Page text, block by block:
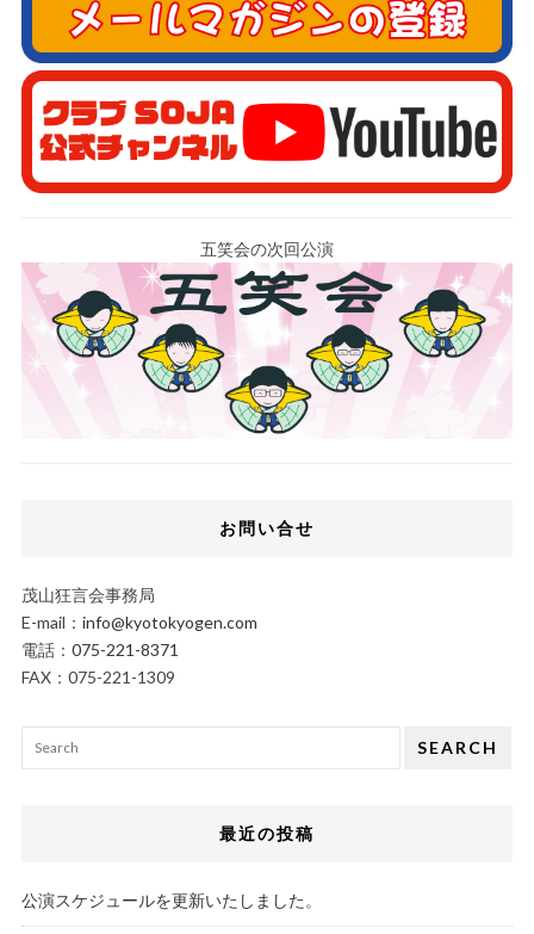
五笑会の次回公演
お問い合せ
茂山狂言会事務局
E-mail： info@kyotokyogen.com
電話： 075-221-8371
FAX：075-221-1309
SEARCH
最近の投稿
公演スケジュールを更新いたしました。